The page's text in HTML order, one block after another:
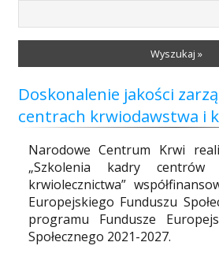
Praca
BIP
RODO
Wyszukaj »
Doskonalenie jakości
centrach krwiodawstwa i
Narodowe Centrum Krwi
„Szkolenia kadry centrów
krwiolecznictwa”
Europejskiego Funduszu
programu Fundusze
Społecznego 2021-2027.